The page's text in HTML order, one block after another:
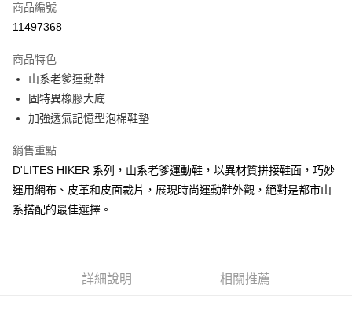
LINE Pay
相關說明
【大哥付你分期使用說明】
1.本服務由台灣大哥大提供，台灣大哥大用戶可立即使用無須另外申請。
2.付款方式選擇「大哥付你分期」，訂單成立後會自動跳轉到大哥付的交易
流程，驗證手機門號後，選擇欲分期的期數、繳款截止日，確認付款後即完
3.實際核准額度、可分期數及費用金額請依後續交易確認頁面所載為準。
4.訂單成立30分鐘內，如未前往確認交易或遇審核未通過，訂單將自動取
消。如遇「轉專審核」未通過狀況，表示未達大哥付你分期系統評分，恕無
法說明評估內容。
【繳款方式說明】
ATM付款
宅配
商品編號
11497368
商品特色
山系老爹運動鞋
固特異橡膠大底
加強透氣記憶型泡棉鞋墊
銷售重點
D'LITES HIKER 系列，山系老爹運動鞋，以異材質拼接鞋面，巧妙
運用網布、皮革和皮面裁片，展現時尚運動鞋外觀，絕對是都市山
系搭配的最佳選擇。
詳細說明 相關推薦